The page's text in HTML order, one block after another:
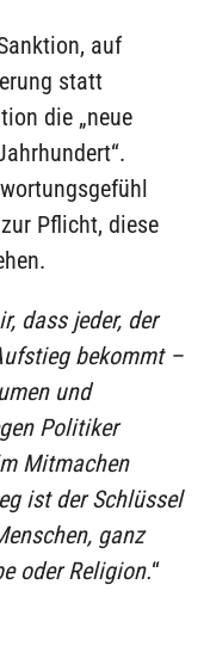
auf
statt
die „neue
Pflicht, diese
dass jeder, der
bekommt –
und
Politiker
Mitmachen
ist der Schlüssel
ganz
oder Religion.“